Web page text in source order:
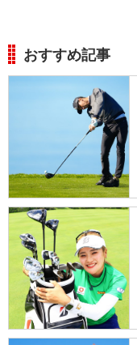
おすすめ記事